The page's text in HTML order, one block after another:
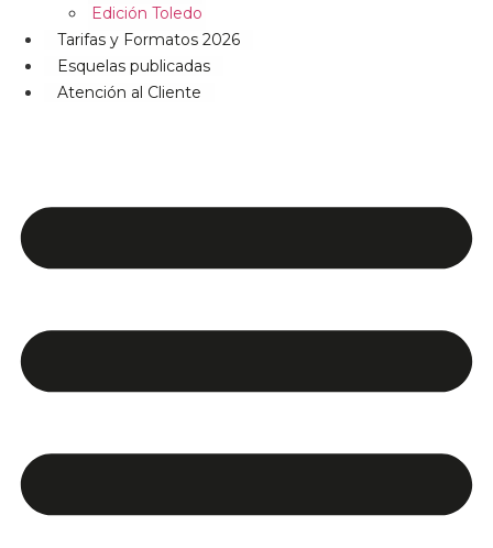
Edición Toledo
Tarifas y Formatos 2026
Esquelas publicadas
Atención al Cliente